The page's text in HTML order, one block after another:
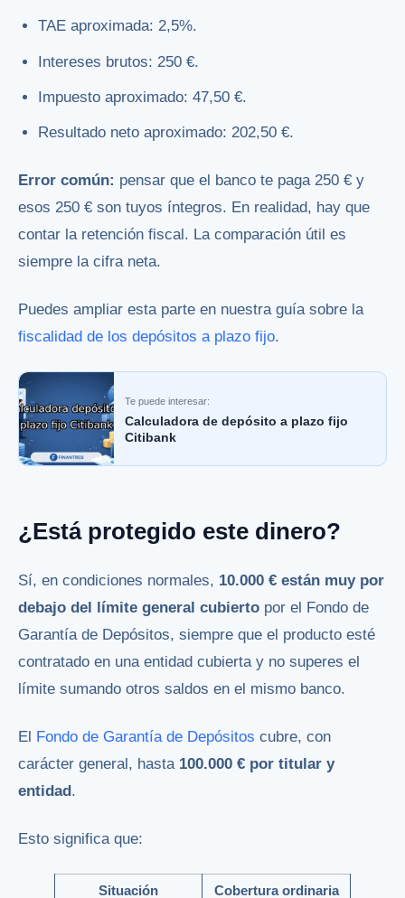
TAE aproximada: 2,5%.
Intereses brutos: 250 €.
Impuesto aproximado: 47,50 €.
Resultado neto aproximado: 202,50 €.
Error común: pensar que el banco te paga 250 € y
esos 250 € son tuyos íntegros. En realidad, hay que
contar la retención fiscal. La comparación útil es
siempre la cifra neta.
Puedes ampliar esta parte en nuestra guía sobre la
fiscalidad de los depósitos a plazo fijo.
Te puede interesar:
Calculadora de depósito a plazo fijo
Citibank
¿Está protegido este dinero?
Sí, en condiciones normales, 10.000 € están muy por
debajo del límite general cubierto por el Fondo de
Garantía de Depósitos, siempre que el producto esté
contratado en una entidad cubierta y no superes el
límite sumando otros saldos en el mismo banco.
El Fondo de Garantía de Depósitos cubre, con
carácter general, hasta 100.000 € por titular y
entidad.
Esto significa que:
Situación Cobertura ordinaria